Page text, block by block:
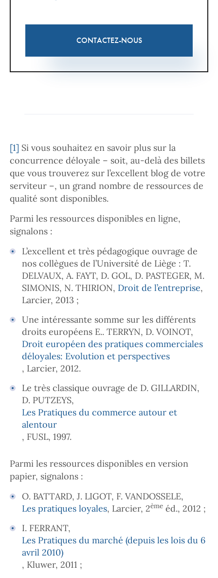
CONTACTEZ-NOUS
[1] Si vous souhaitez en savoir plus sur la
concurrence déloyale – soit, au-delà des billets
que vous trouverez sur l’excellent blog de votre
serviteur –, un grand nombre de ressources de
qualité sont disponibles.
Parmi les ressources disponibles en ligne,
signalons :
L’excellent et très pédagogique ouvrage de
nos collègues de l’Université de Liège : T.
DELVAUX, A. FAYT, D. GOL, D. PASTEGER, M.
SIMONIS, N. THIRION, Droit de l’entreprise,
Larcier, 2013 ;
Une intéressante somme sur les différents
droits européens E.. TERRYN, D. VOINOT,
Droit européen des pratiques commerciales
déloyales: Evolution et perspectives
, Larcier, 2012.
Le très classique ouvrage de D. GILLARDIN,
D. PUTZEYS,
Les Pratiques du commerce autour et
alentour
, FUSL, 1997.
Parmi les ressources disponibles en version
papier, signalons :
O. BATTARD, J. LIGOT, F. VANDOSSELE,
Les pratiques loyales, Larcier, 2ème éd., 2012 ;
I. FERRANT,
Les Pratiques du marché (depuis les lois du 6
avril 2010)
, Kluwer, 2011 ;